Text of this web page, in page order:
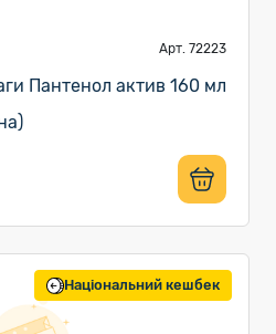
Арт. 72223
Пантенол актив 160 мл
Національний кешбек